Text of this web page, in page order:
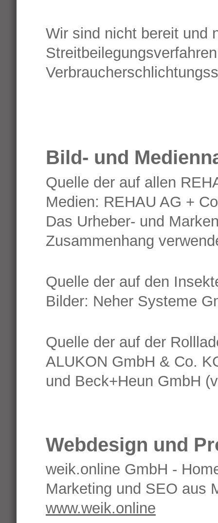
Wir sind nicht bereit und
Bild- und
Quelle der auf allen
Medien: REHAU AG +
Das Urheber- und
Zusammenhang
Quelle der auf den
Bilder: Neher Systeme
Quelle der auf der
ALUKON GmbH & Co.
und Beck+Heun GmbH
Webdesign und
weik.online GmbH -
Marketing und SEO aus
www.weik.online